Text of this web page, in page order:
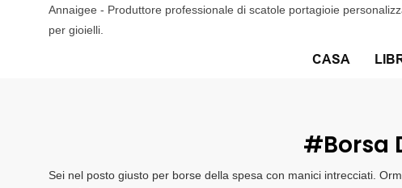
Annaigee - Produttore professionale di scatole portagioie
per gioielli.
CASA
#borsa
Sei nel posto giusto per borse della spesa con manici intrecciati.